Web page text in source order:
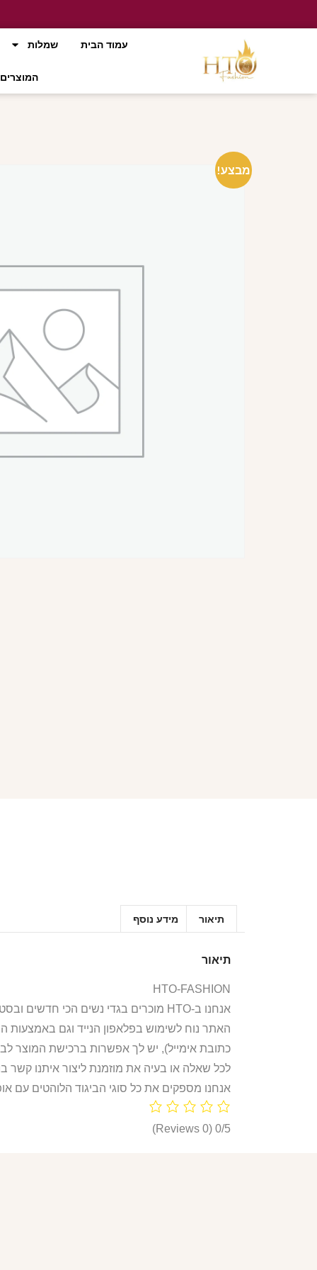
עמוד הבית
שמלות
מבצע!
תיאור מידע נוסף
תיאור
HTO-FASHION
אנחנו ב-HTO מוכרים בגדי נשים הכי חדשים ובסטייל הכי לוהט! חולצות, חליפות ספורט, קפוצ’ונים, בגדי גוף, מחשופים, וכל מה שאישה או נערה צריכות היום!
האתר נוח לשימוש בפלאפון הנייד וגם
כתובת אימייל), יש לך אפשרות ברכישת המוצר
לכל שאלה או בעיה את מוזמנת ליצור איתנו
אנחנו מספקים את כל סוגי הביגוד הלוהטים עם
0/5
(0 Reviews)